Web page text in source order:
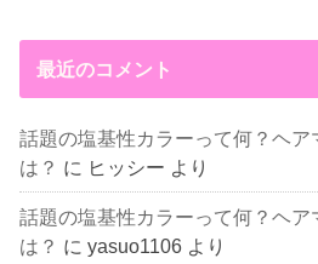
最近のコメント
話題の塩基性カラーって何？ヘア
は？ に ヒッシー より
話題の塩基性カラーって何？ヘア
は？ にyasuo1106 より